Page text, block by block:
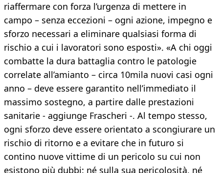
riaffermare con forza l’urgenza di mettere in
campo – senza eccezioni – ogni azione, impegno e
sforzo necessari a eliminare qualsiasi forma di
rischio a cui i lavoratori sono esposti». «A chi oggi
combatte la dura battaglia contro le patologie
correlate all’amianto – circa 10mila nuovi casi ogni
anno – deve essere garantito nell’immediato il
massimo sostegno, a partire dalle prestazioni
sanitarie - aggiunge Frascheri -. Al tempo stesso,
ogni sforzo deve essere orientato a scongiurare un
rischio di ritorno e a evitare che in futuro si
contino nuove vittime di un pericolo su cui non
esistono più dubbi: né sulla sua pericolosità, né